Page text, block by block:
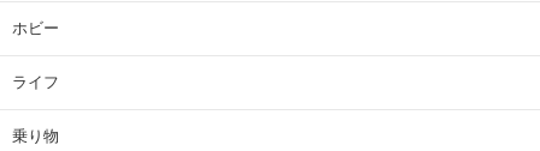
ホビー
ライフ
乗り物